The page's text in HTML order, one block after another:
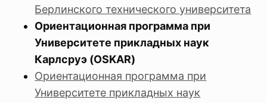
Берлинского технического университета
Ориентационная программа при
Университете прикладных наук
Карлсруэ (OSKAR)
Ориентационная программа при
Университете прикладных наук